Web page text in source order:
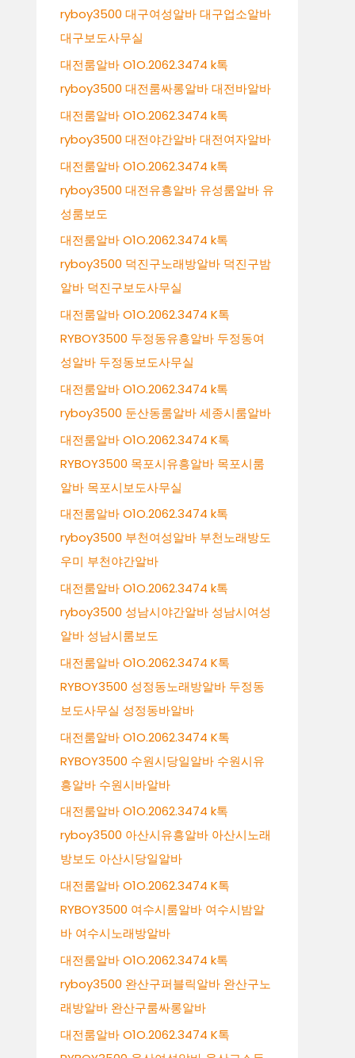
ryboy3500 대구여성알바 대구업소알바
대구보도사무실
대전룸알바 O1O.2062.3474 k톡
ryboy3500 대전룸싸롱알바 대전바알바
대전룸알바 O1O.2062.3474 k톡
ryboy3500 대전야간알바 대전여자알바
대전룸알바 O1O.2062.3474 k톡
ryboy3500 대전유흥알바 유성룸알바 유
성룸보도
대전룸알바 O1O.2062.3474 k톡
ryboy3500 덕진구노래방알바 덕진구밤
알바 덕진구보도사무실
대전룸알바 O1O.2062.3474 K톡
RYBOY3500 두정동유흥알바 두정동여
성알바 두정동보도사무실
대전룸알바 O1O.2062.3474 k톡
ryboy3500 둔산동룸알바 세종시룸알바
대전룸알바 O1O.2062.3474 K톡
RYBOY3500 목포시유흥알바 목포시룸
알바 목포시보도사무실
대전룸알바 O1O.2062.3474 k톡
ryboy3500 부천여성알바 부천노래방도
우미 부천야간알바
대전룸알바 O1O.2062.3474 k톡
ryboy3500 성남시야간알바 성남시여성
알바 성남시룸보도
대전룸알바 O1O.2062.3474 K톡
RYBOY3500 성정동노래방알바 두정동
보도사무실 성정동바알바
대전룸알바 O1O.2062.3474 K톡
RYBOY3500 수원시당일알바 수원시유
흥알바 수원시바알바
대전룸알바 O1O.2062.3474 k톡
ryboy3500 아산시유흥알바 아산시노래
방보도 아산시당일알바
대전룸알바 O1O.2062.3474 K톡
RYBOY3500 여수시룸알바 여수시밤알
바 여수시노래방알바
대전룸알바 O1O.2062.3474 k톡
ryboy3500 완산구퍼블릭알바 완산구노
래방알바 완산구룸싸롱알바
대전룸알바 O1O.2062.3474 K톡